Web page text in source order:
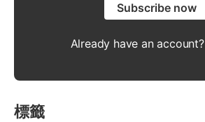
Subscribe now
Already have an account?
標籤